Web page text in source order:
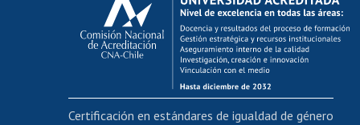
Postulación al AUCAI
Funcionarias/os
Cursos internos de capacitación
Bienestar del personal
Portal de movilidad interna
Certificación en estándares de igualdad de género